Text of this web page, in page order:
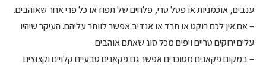
ענבים, אוכמניות או פטל טרי, פלחים של תפוז או כל פרי אחר שאוהבים.
– אם אין לכם רוקט או תרד או אנדיב אפשר לוותר עליהם. העיקר שיהיו
עלים ירוקים טריים ויפים מכל סוג שאתם אוהבים.
– במקום פקאנים מסוכרים אפשר גם פקאנים טבעיים קלויים וקצוצים